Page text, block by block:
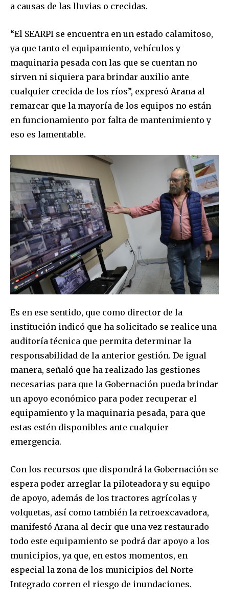
Join our community of
SUBSCRIBERS and be part of the
conversation.
To subscribe, simply enter your email address on our website
or click the subscribe button below. Don't worry, we respect
your privacy and won't spam your inbox. Your information is
safe with us.
a causas de las lluvias o crecidas.
“El SEARPI se encuentra en un estado calamitoso,
ya que tanto el equipamiento, vehículos y
maquinaria pesada con las que se cuentan no
sirven ni siquiera para brindar auxilio ante
cualquier crecida de los ríos”, expresó Arana al
remarcar que la mayoría de los equipos no están
en funcionamiento por falta de mantenimiento y
eso es lamentable.
Es en ese sentido, que como director de la
institución indicó que ha solicitado se realice una
auditoría técnica que permita determinar la
responsabilidad de la anterior gestión. De igual
manera, señaló que ha realizado las gestiones
necesarias para que la Gobernación pueda brindar
un apoyo económico para poder recuperar el
equipamiento y la maquinaria pesada, para que
estas estén disponibles ante cualquier
emergencia.
Con los recursos que dispondrá la Gobernación se
espera poder arreglar la piloteadora y su equipo
de apoyo, además de los tractores agrícolas y
volquetas, así como también la retroexcavadora,
manifestó Arana al decir que una vez restaurado
todo este equipamiento se podrá dar apoyo a los
municipios, ya que, en estos momentos, en
especial la zona de los municipios del Norte
Integrado corren el riesgo de inundaciones.